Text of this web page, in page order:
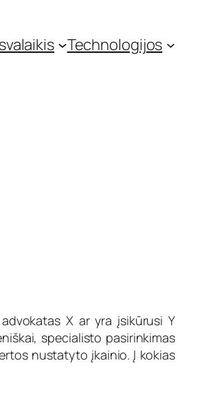
Technologijos
X ar yra įsikūrusi Y
specialisto pasirinkimas
nustatyto įkainio. Į kokias